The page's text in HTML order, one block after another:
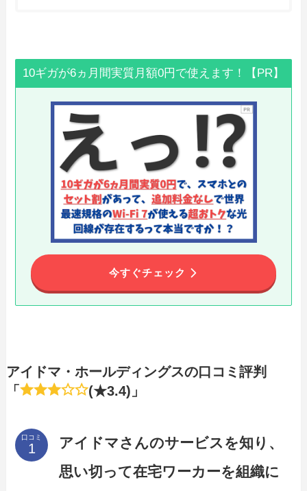
10ギガが6ヵ月間実質月額0円で使えます！【PR】
今すぐチェック
アイドマ・ホールディングスの口コミ評判
「
(★3.4)」
口コミ
アイドマさんのサービスを知り、
思い切って在宅ワーカーを組織に